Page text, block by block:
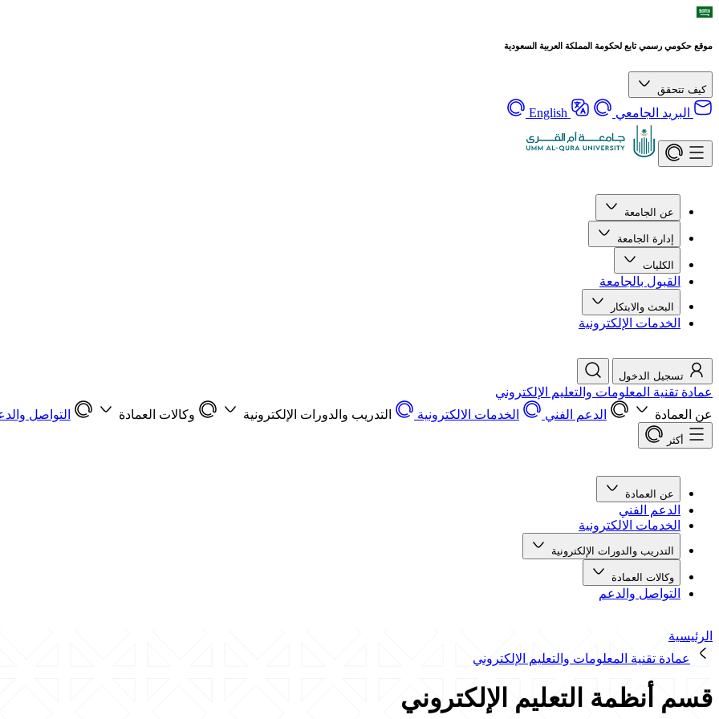
موقع حكومي رسمي تابع لحكومة المملكة العربية السعودية
كيف تتحقق
البريد الجامعي English
عن الجامعة
إدارة الجامعة
الكليات
القبول بالجامعة
البحث والابتكار
الخدمات الإلكترونية
تسجيل الدخول
عمادة تقنية المعلومات والتعليم الإلكتروني
عن العمادة
الدعم الفني الخدمات الالكترونية التدريب والدورات الإلكترونية وكالات العمادة التواصل
أكثر
عن العمادة
الدعم الفني
الخدمات الالكترونية
التدريب والدورات الإلكترونية
وكالات العمادة
التواصل والدعم
الرئيسية
عمادة تقنية المعلومات والتعليم الإلكتروني
قسم أنظمة التعليم الإلكتروني